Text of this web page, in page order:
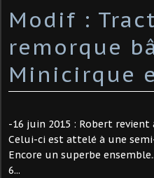
Modif :
remorque
Minicirque
-16 juin 2015 : Robert
Celui-ci est attelé à une
Encore un superbe
6...